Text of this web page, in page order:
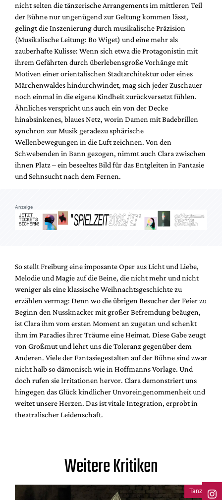
nicht selten die tänzerische Arrangements im mittleren Teil
der Bühne nur ungenügend zur Geltung kommen lässt,
gelingt die Inszenierung durch musikalische Präzision
(Musikalische Leitung: Bo Wiget) und eine mehr als
zauberhafte Kulisse: Wenn sich etwa die Protagonistin mit
ihrem Gefährten durch überlebensgroße Vorhänge mit
Motiven einer orientalischen Stadtarchitektur oder eines
Märchenwaldes hindurchwindet, mag sich jeder Zuschauer
noch einmal in die eigene Kindheit zurückversetzt fühlen.
Ähnliches verspricht uns auch ein von der Decke
hinabsinkenes, blaues Netz, worin Damen mit Badebrillen
synchron zur Musik geradezu sphärische
Wellenbewegungen in die Luft zeichnen. Von den
Schwebenden in Bann gezogen, nimmt auch Clara zwischen
ihnen Platz – ein beseeltes Bild für das Entgleiten in Fantasie
und Sehnsucht nach dem Fernen.
Anzeige
So stellt Freiburg eine imposante Oper aus Licht und Liebe,
Melodie und Magie auf die Beine, die nicht mehr und nicht
weniger als eine klassische Weihnachtsgeschichte zu
erzählen vermag: Denn wo die übrigen Besucher der Feier zu
Beginn den Nussknacker mit großer Befremdung beäugen,
ist Clara ihm vom ersten Moment an zugetan und schenkt
ihm im Paradies ihrer Träume eine Heimat. Diese Gabe zeugt
von Großmut und lehrt uns die Toleranz gegenüber dem
Anderen. Viele der Fantasiegestalten auf der Bühne sind zwar
nicht halb so dämonisch wie in Hoffmanns Vorlage. Und
doch rufen sie Irritationen hervor. Clara demonstriert uns
hingegen das Glück kindlicher Unvoreingenommenheit und
weitet unsere Herzen. Das ist vitale Integration, erprobt in
theatralischer Leidenschaft.
Weitere Kritiken
Tanz